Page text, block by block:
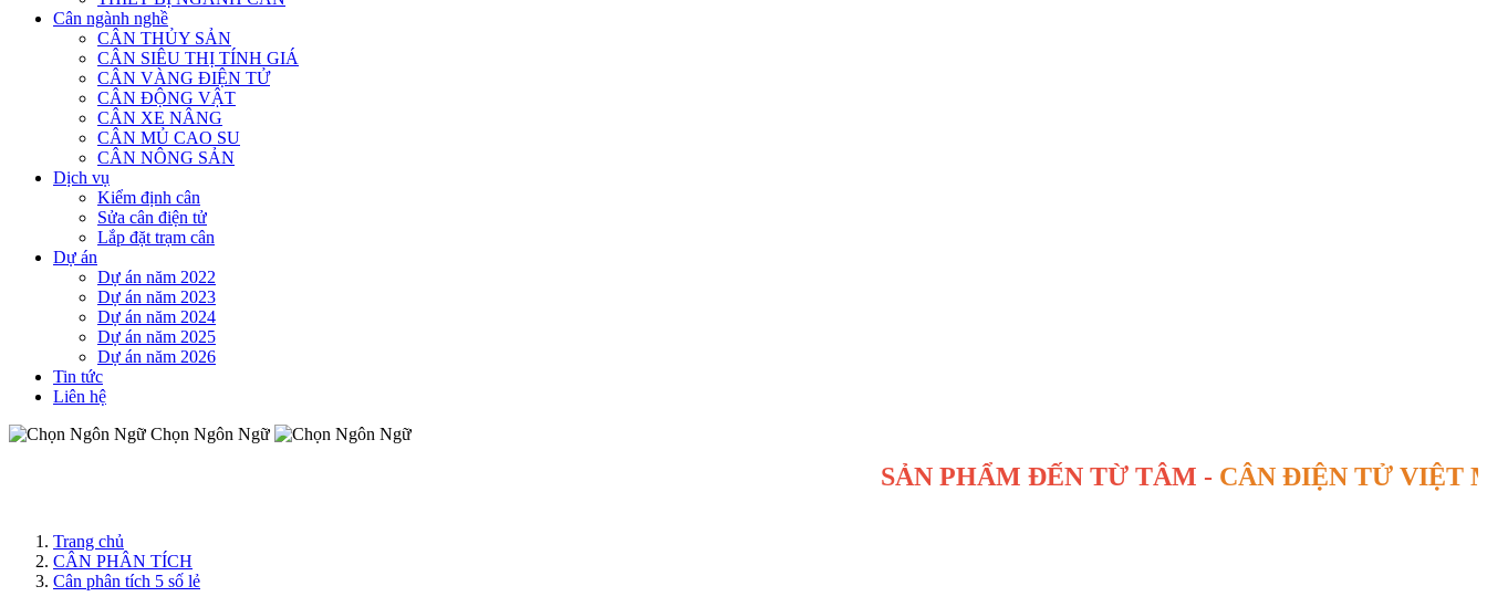
Cân ngành nghề
CÂN THỦY SẢN
CÂN SIÊU THỊ TÍNH GIÁ
CÂN VÀNG ĐIỆN TỬ
CÂN ĐỘNG VẬT
CÂN XE NÂNG
CÂN MỦ CAO SU
CÂN NÔNG SẢN
Dịch vụ
Kiểm định cân
Sửa cân điện tử
Lắp đặt trạm cân
Dự án
Dự án năm 2022
Dự án năm 2023
Dự án năm 2024
Dự án năm 2025
Dự án năm 2026
Tin tức
Liên hệ
Chọn Ngôn Ngữ
SẢN PHẨM ĐẾN TỪ TÂM -CÂN ĐIỆN TỬ VIỆT MỸ
Trang chủ
CÂN PHÂN TÍCH
Cân phân tích 5 số lẻ